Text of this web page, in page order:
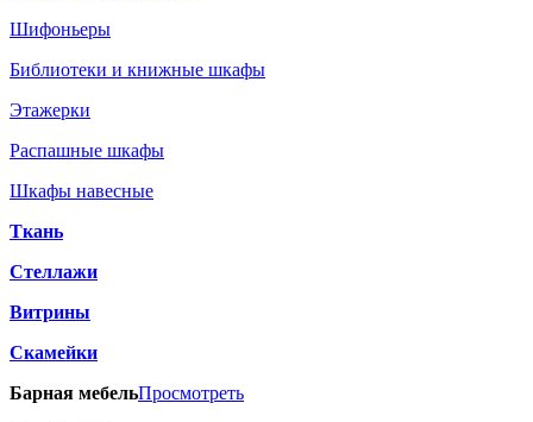
Шифоньеры
Библиотеки и книжные шкафы
Этажерки
Распашные шкафы
Шкафы навесные
Ткань
Стеллажи
Витрины
Скамейки
Барная мебельПросмотреть